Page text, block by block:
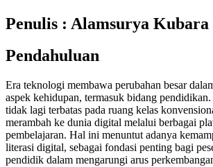
Penulis : Alamsurya
Pendahuluan
Era teknologi membawa perubahan besar
aspek kehidupan, termasuk bidang pendidikan.
tidak lagi terbatas pada ruang kelas
merambah ke dunia digital melalui berbagai
pembelajaran. Hal ini menuntut adanya
literasi digital, sebagai fondasi penting bagi
pendidik dalam mengarungi arus